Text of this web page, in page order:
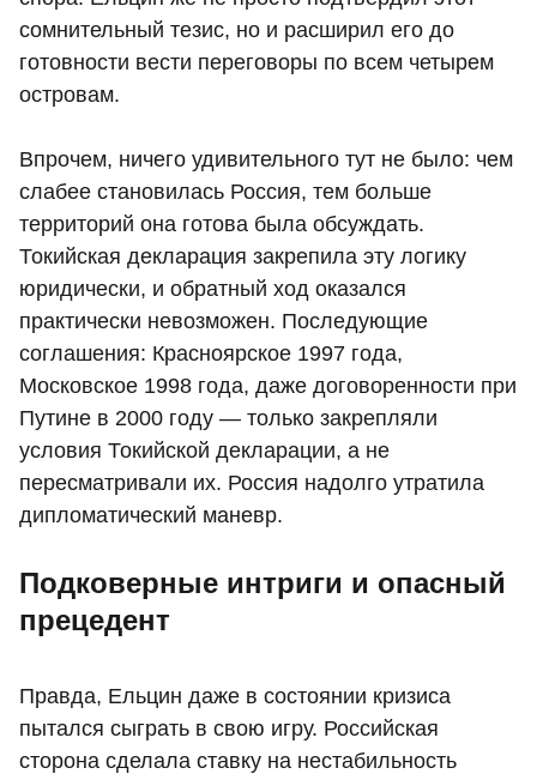
сомнительный тезис, но и расширил его до
готовности вести переговоры по всем четырем
островам.
Впрочем, ничего удивительного тут не было: чем
слабее становилась Россия, тем больше
территорий она готова была обсуждать.
Токийская декларация закрепила эту логику
юридически, и обратный ход оказался
практически невозможен. Последующие
соглашения: Красноярское 1997 года,
Московское 1998 года, даже договоренности при
Путине в 2000 году — только закрепляли
условия Токийской декларации, а не
пересматривали их. Россия надолго утратила
дипломатический маневр.
Подковерные интриги и опасный
прецедент
Правда, Ельцин даже в состоянии кризиса
пытался сыграть в свою игру. Российская
сторона сделала ставку на нестабильность